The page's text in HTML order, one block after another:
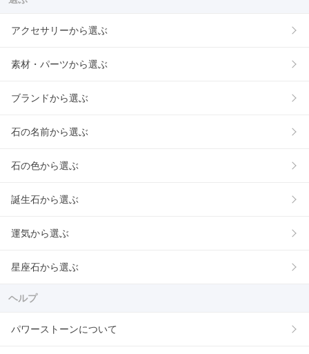
アクセサリーから選ぶ
素材・パーツから選ぶ
ブランドから選ぶ
石の名前から選ぶ
石の色から選ぶ
誕生石から選ぶ
運気から選ぶ
星座石から選ぶ
ヘルプ
パワーストーンについて